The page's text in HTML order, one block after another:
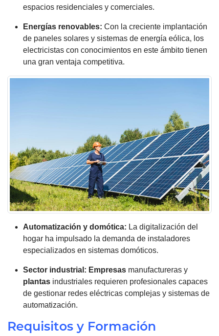
espacios residenciales y comerciales.
Energías renovables: Con la creciente implantación
de paneles solares y sistemas de energía eólica, los
electricistas con conocimientos en este ámbito tienen
una gran ventaja competitiva.
Automatización y domótica: La digitalización del
hogar ha impulsado la demanda de instaladores
especializados en sistemas domóticos.
Sector industrial: Empresas manufactureras y
plantas industriales requieren profesionales capaces
de gestionar redes eléctricas complejas y sistemas de
automatización.
Requisitos y Formación